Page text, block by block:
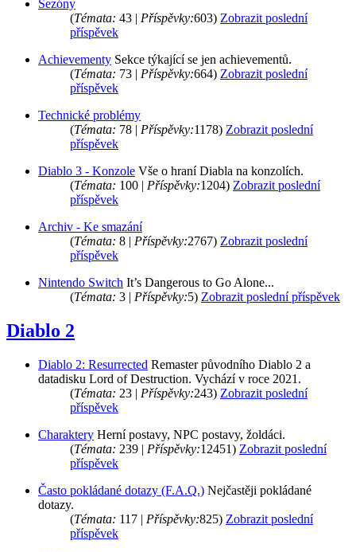
Sezóny
(Témata: 43 | Příspěvky:603) Zobrazit poslední
příspěvek
Achievementy Sekce týkající se jen achievementů.
(Témata: 73 | Příspěvky:664) Zobrazit poslední
příspěvek
Technické problémy
(Témata: 78 | Příspěvky:1178) Zobrazit poslední
příspěvek
Diablo 3 - Konzole Vše o hraní Diabla na konzolích.
(Témata: 100 | Příspěvky:1204) Zobrazit poslední
příspěvek
Archiv - Ke smazání
(Témata: 8 | Příspěvky:2767) Zobrazit poslední
příspěvek
Nintendo Switch It’s Dangerous to Go Alone...
(Témata: 3 | Příspěvky:5) Zobrazit poslední příspěvek
Diablo 2
Diablo 2: Resurrected Remaster původního Diablo 2 a
datadisku Lord of Destruction. Vychází v roce 2021.
(Témata: 23 | Příspěvky:243) Zobrazit poslední
příspěvek
Charaktery Herní postavy, NPC postavy, žoldáci.
(Témata: 239 | Příspěvky:12451) Zobrazit poslední
příspěvek
Často pokládané dotazy (F.A.Q.) Nejčastěji pokládané
dotazy.
(Témata: 117 | Příspěvky:825) Zobrazit poslední
příspěvek